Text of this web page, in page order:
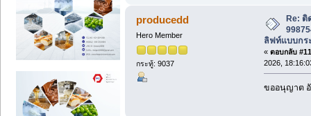
producedd
Hero Member
กระทู้: 9037
Re: ติ
ลิฟท์แบบกร
« ตอบกลับ
2026,
ขออนุญาต